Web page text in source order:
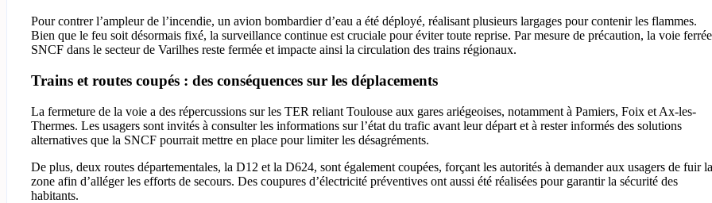
Pour contrer l’ampleur de l’incendie, un avion bombardier d’eau a été déployé, réalisant plusieurs largages pour contenir les flammes.
Bien que le feu soit désormais fixé, la surveillance continue est cruciale pour éviter toute reprise. Par mesure de précaution, la voie ferrée
SNCF dans le secteur de Varilhes reste fermée et impacte ainsi la circulation des trains régionaux.
Trains et routes coupés : des conséquences sur les déplacements
La fermeture de la voie a des répercussions sur les TER reliant Toulouse aux gares ariégeoises, notamment à Pamiers, Foix et Ax-les-
Thermes. Les usagers sont invités à consulter les informations sur l’état du trafic avant leur départ et à rester informés des solutions
alternatives que la SNCF pourrait mettre en place pour limiter les désagréments.
De plus, deux routes départementales, la D12 et la D624, sont également coupées, forçant les autorités à demander aux usagers de fuir la
zone afin d’alléger les efforts de secours. Des coupures d’électricité préventives ont aussi été réalisées pour garantir la sécurité des
habitants.